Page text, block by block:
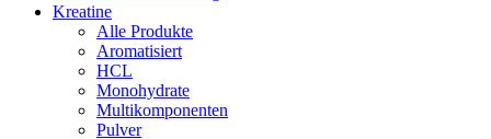
Kreatine
Alle Produkte
Aromatisiert
HCL
Monohydrate
Multikomponenten
Pulver